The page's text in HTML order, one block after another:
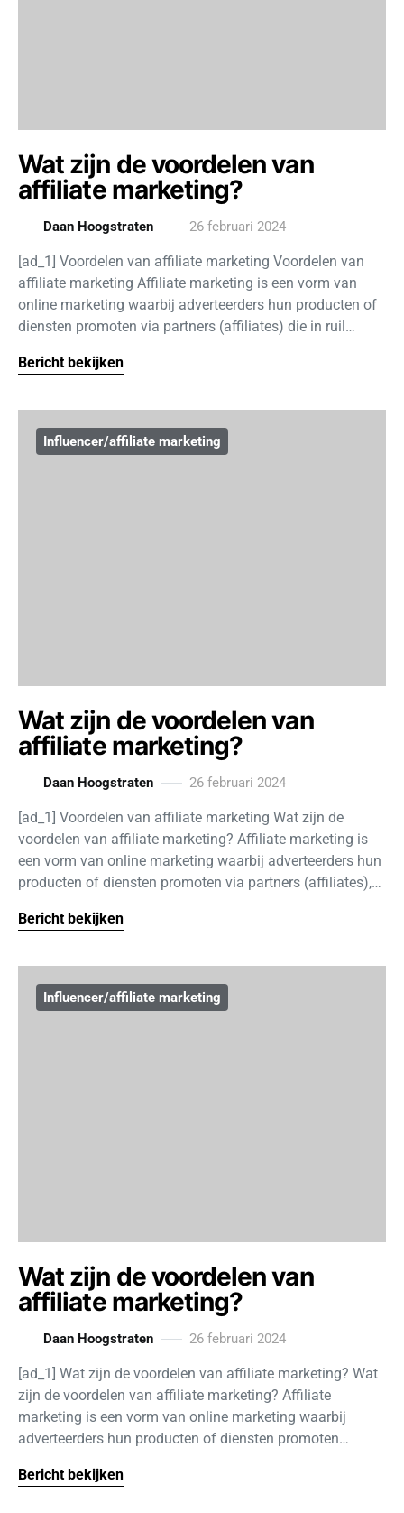
Wat zijn de voordelen van
affiliate marketing?
Daan Hoogstraten 26 februari 2024
[ad_1] Voordelen van affiliate marketing Voordelen van
affiliate marketing Affiliate marketing is een vorm van
online marketing waarbij adverteerders hun producten of
diensten promoten via partners (affiliates) die in ruil…
Bericht bekijken
Influencer/affiliate marketing
Wat zijn de voordelen van
affiliate marketing?
Daan Hoogstraten 26 februari 2024
[ad_1] Voordelen van affiliate marketing Wat zijn de
voordelen van affiliate marketing? Affiliate marketing is
een vorm van online marketing waarbij adverteerders hun
producten of diensten promoten via partners (affiliates),…
Bericht bekijken
Influencer/affiliate marketing
Wat zijn de voordelen van
affiliate marketing?
Daan Hoogstraten 26 februari 2024
[ad_1] Wat zijn de voordelen van affiliate marketing? Wat
zijn de voordelen van affiliate marketing? Affiliate
marketing is een vorm van online marketing waarbij
adverteerders hun producten of diensten promoten…
Bericht bekijken